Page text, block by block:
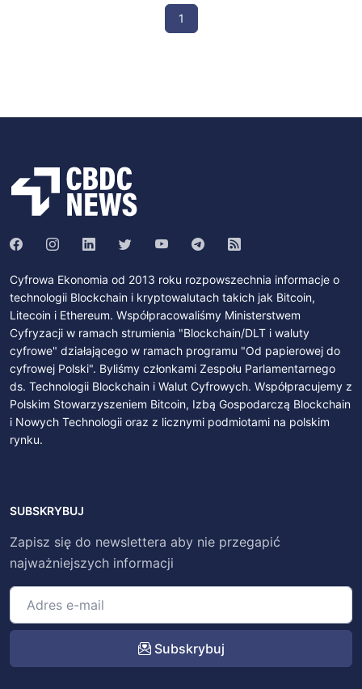
1
Cyfrowa Ekonomia od 2013 roku rozpowszechnia informacje o
technologii Blockchain i kryptowalutach takich jak Bitcoin,
Litecoin i Ethereum. Współpracowaliśmy Ministerstwem
Cyfryzacji w ramach strumienia "Blockchain/DLT i waluty
cyfrowe" działającego w ramach programu "Od papierowej do
cyfrowej Polski". Byliśmy członkami Zespołu Parlamentarnego
ds. Technologii Blockchain i Walut Cyfrowych. Współpracujemy z
Polskim Stowarzyszeniem Bitcoin, Izbą Gospodarczą Blockchain
i Nowych Technologii oraz z licznymi podmiotami na polskim
rynku.
SUBSKRYBUJ
Zapisz się do newslettera aby nie przegapić
najważniejszych informacji
Subskrybuj